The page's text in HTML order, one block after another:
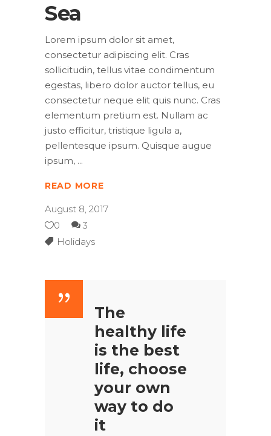
Sea
Lorem ipsum dolor sit amet,
consectetur adipiscing elit. Cras
sollicitudin, tellus vitae condimentum
egestas, libero dolor auctor tellus, eu
consectetur neque elit quis nunc. Cras
elementum pretium est. Nullam ac
justo efficitur, tristique ligula a,
pellentesque ipsum. Quisque augue
ipsum,
READ MORE
August 8, 2017
0
3
Holidays
The
healthy life
is the best
life, choose
your own
way to do
it